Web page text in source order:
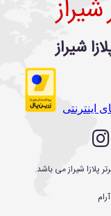
شیراز
پلازا شیرازمی باشد.